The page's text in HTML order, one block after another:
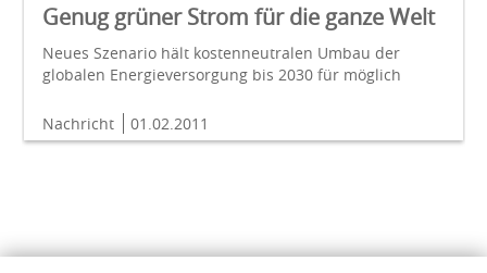
Genug grüner Strom für die ganze Welt
Neues Szenario hält kostenneutralen Umbau der
globalen Energieversorgung bis 2030 für möglich
Nachricht 01.02.2011